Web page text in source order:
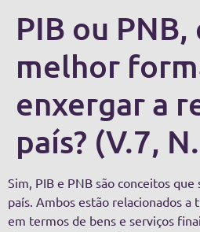
PIB ou PNB,
melhor
enxergar a
país? (V.7,
Sim, PIB e PNB são conceitos
país. Ambos estão relacionados
em termos de bens e serviços